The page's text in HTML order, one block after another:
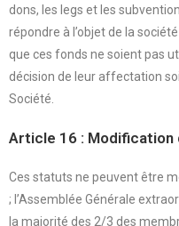
dons, les legs et les
répondre à l’objet de la
que ces fonds ne soient pas
décision de leur affectation
Société.
Article 16 :
Ces statuts ne peuvent être
; l’Assemblée Générale
la majorité des 2/3 des